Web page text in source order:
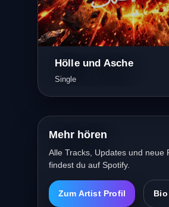
Hölle und Asche
Single
Mehr hören
Alle Tracks, Updates und neue
findest du auf Spotify.
Zum Artist Profil Bio